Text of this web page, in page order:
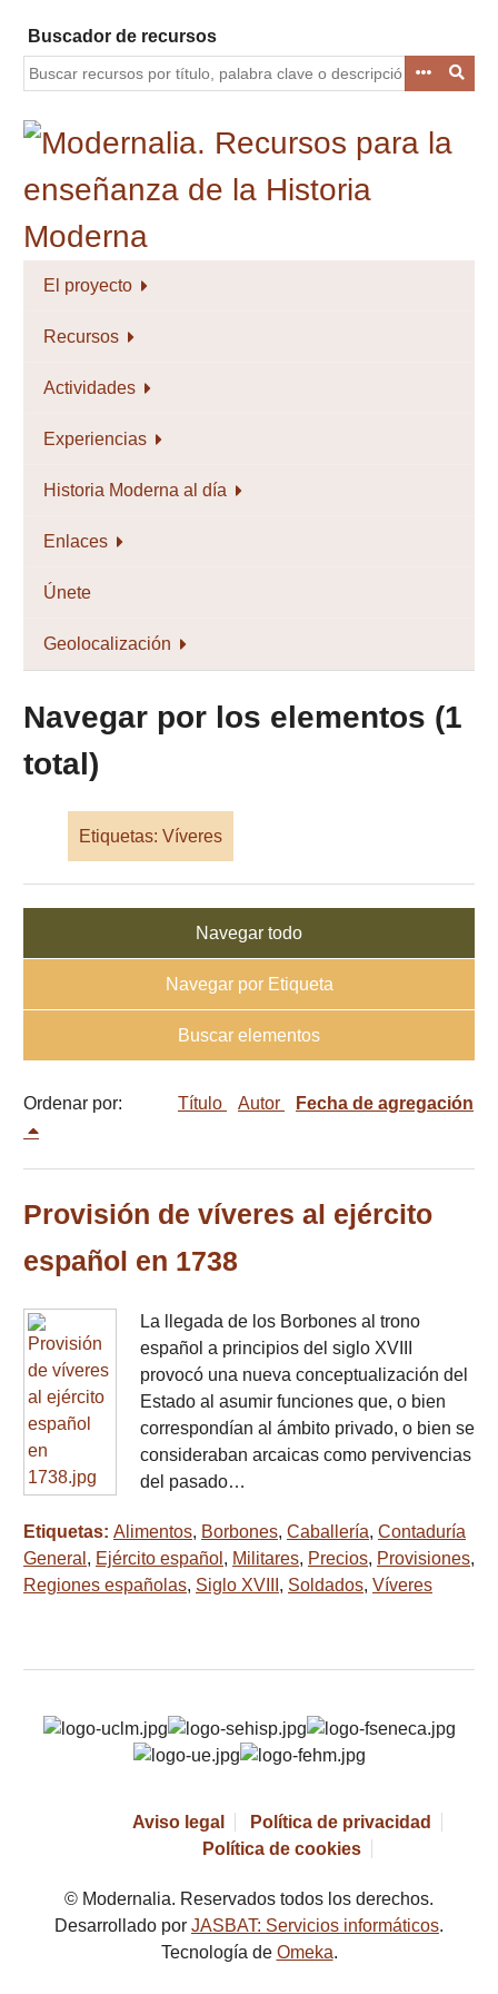
contenido
principal
Buscador de recursos
El proyecto
Recursos
Actividades
Experiencias
Historia Moderna al día
Enlaces
Únete
Geolocalización
Navegar por los elementos (1
total)
Etiquetas: Víveres
Navegar todo
Navegar por Etiqueta
Buscar elementos
Ordenar por: Título Autor Fecha de agregación
Provisión de víveres al ejército
español en 1738
La llegada de los Borbones al trono
español a principios del siglo XVIII
provocó una nueva conceptualización del
Estado al asumir funciones que, o bien
correspondían al ámbito privado, o bien se
consideraban arcaicas como pervivencias
del pasado…
Etiquetas: Alimentos, Borbones, Caballería, Contaduría
General , Ejército español , Militares, Precios, Provisiones,
Regiones españolas, Siglo XVIII , Soldados, Víveres
Aviso legal
Política de privacidad
Política de cookies
© Modernalia. Reservados todos los derechos.
Desarrollado por JASBAT: Servicios informáticos.
Tecnología de Omeka.